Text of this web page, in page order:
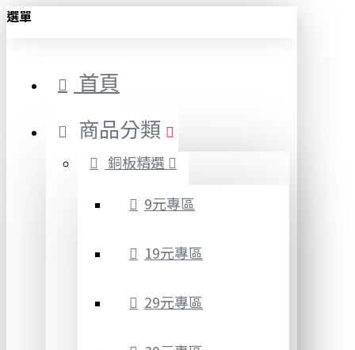
選單
首頁
商品分類
銅板精選
9元專區
19元專區
29元專區